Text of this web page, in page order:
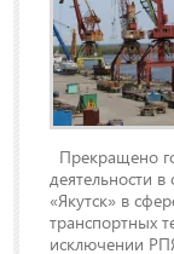
Прекращено
деятельности
«Якутск» в
транспортных
исключении